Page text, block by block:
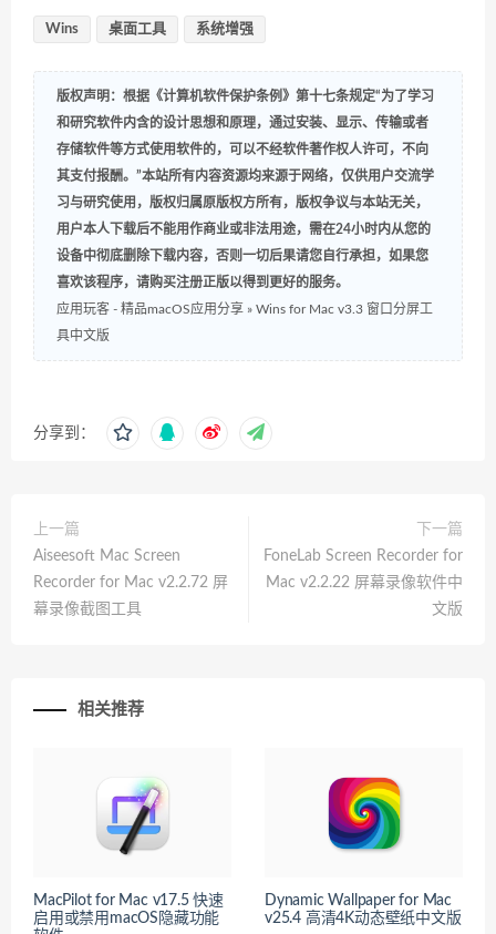
Wins 桌面工具 系统增强
版权声明：根据《计算机软件保护条例》第十七条规定“为了学习
和研究软件内含的设计思想和原理，通过安装、显示、传输或者
存储软件等方式使用软件的，可以不经软件著作权人许可，不向
其支付报酬。”本站所有内容资源均来源于网络，仅供用户交流学
习与研究使用，版权归属原版权方所有，版权争议与本站无关，
用户本人下载后不能用作商业或非法用途，需在24小时内从您的
设备中彻底删除下载内容，否则一切后果请您自行承担，如果您
喜欢该程序，请购买注册正版以得到更好的服务。
应用玩客 - 精品macOS应用分享 » Wins for Mac v3.3 窗口分屏工
具中文版
分享到：
上一篇
Aiseesoft Mac Screen
Recorder for Mac v2.2.72 屏
幕录像截图工具
下一篇
FoneLab Screen Recorder for
Mac v2.2.22 屏幕录像软件中
文版
相关推荐
MacPilot for Mac v17.5 快速
启用或禁用macOS隐藏功能
Dynamic Wallpaper for Mac
v25.4 高清4K动态壁纸中文版